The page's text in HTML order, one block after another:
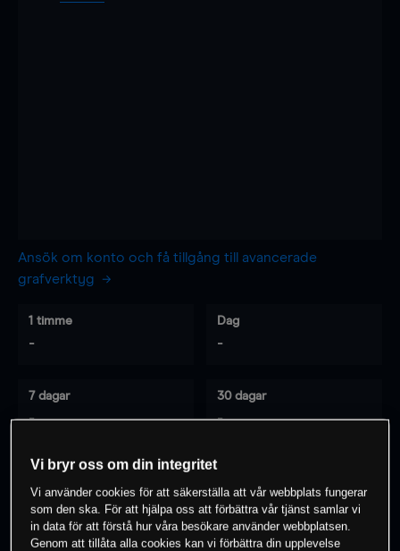
Ansök om konto och få tillgång till avancerade
grafverktyg
1 timme
-
Dag
-
7 dagar
-
30 dagar
-
0% av kunderna har enposition i detta
instrument
Vi bryr oss om din integritet
Vi använder cookies för att säkerställa att vår webbplats fungerar
som den ska. För att hjälpa oss att förbättra vår tjänst samlar vi
in data för att förstå hur våra besökare använder webbplatsen.
Genom att tillåta alla cookies kan vi förbättra din upplevelse